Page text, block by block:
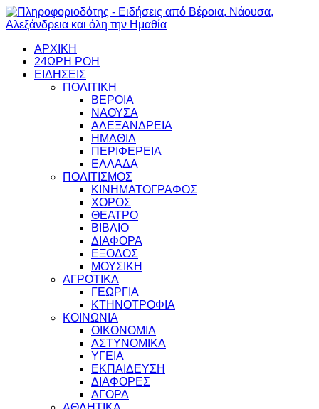
ΑΡΧΙΚΗ
24ΩΡΗ ΡΟΗ
ΕΙΔΗΣΕΙΣ
ΠΟΛΙΤΙΚΗ
ΒΕΡΟΙΑ
ΝΑΟΥΣΑ
ΑΛΕΞΑΝΔΡΕΙΑ
ΗΜΑΘΙΑ
ΠΕΡΙΦΕΡΕΙΑ
ΕΛΛΑΔΑ
ΠΟΛΙΤΙΣΜΟΣ
ΚΙΝΗΜΑΤΟΓΡΑΦΟΣ
ΧΟΡΟΣ
ΘΕΑΤΡΟ
ΒΙΒΛΙΟ
ΔΙΑΦΟΡΑ
ΕΞΟΔΟΣ
ΜΟΥΣΙΚΗ
ΑΓΡΟΤΙΚΑ
ΓΕΩΡΓΙΑ
ΚΤΗΝΟΤΡΟΦΙΑ
ΚΟΙΝΩΝΙΑ
ΟΙΚΟΝΟΜΙΑ
ΑΣΤΥΝΟΜΙΚΑ
ΥΓΕΙΑ
ΕΚΠΑΙΔΕΥΣΗ
ΔΙΑΦΟΡΕΣ
ΑΓΟΡΑ